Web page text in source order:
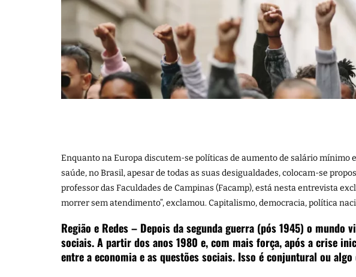
Enquanto na Europa discutem-se políticas de aumento de salário mínimo
saúde, no Brasil, apesar de todas as suas desigualdades, colocam-se
professor das Faculdades de Campinas (Facamp), está nesta entrevista
morrer sem atendimento”, exclamou. Capitalismo, democracia, política
Região e Redes – Depois da segunda guerra (pós 1945) o
sociais. A partir dos anos 1980 e, com mais força, após a crise
entre a economia e as questões sociais. Isso é conjuntural ou